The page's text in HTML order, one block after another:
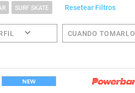
SURF SKATE Resetear Filtros
CUANDO TOMARLO